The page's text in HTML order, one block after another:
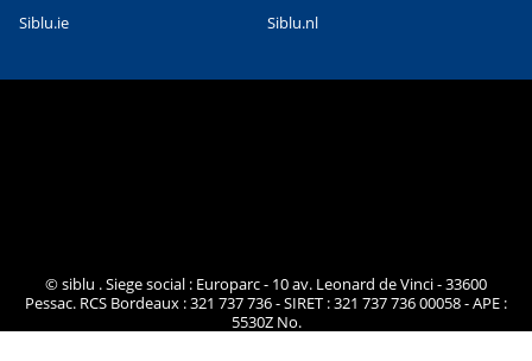
Siblu.ie
Siblu.nl
© siblu . Siege social : Europarc - 10 av. Leonard de Vinci - 33600
Pessac. RCS Bordeaux : 321 737 736 - SIRET : 321 737 736 00058 - APE :
5530Z No.